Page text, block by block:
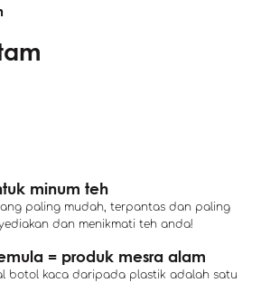
minum teh
paling mudah, terpantas dan paling
dan menikmati teh anda!
= produk mesra alam
botol kaca daripada plastik adalah satu